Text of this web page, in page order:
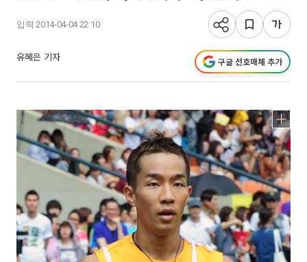
입력 2014-04-04 22:10
유혜은 기자 구글 선호매체 추가